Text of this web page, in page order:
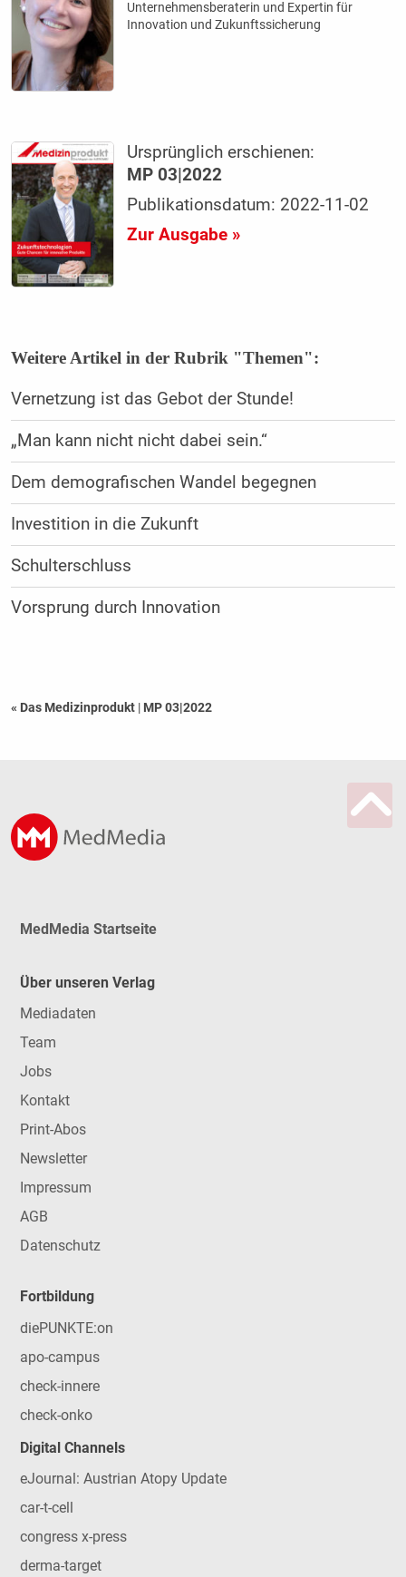
Unternehmensberaterin und Expertin für
Innovation und Zukunftssicherung
Ursprünglich erschienen:
MP 03|2022
Publikationsdatum: 2022-11-02
Zur Ausgabe »
Weitere Artikel in der Rubrik "Themen":
Vernetzung ist das Gebot der Stunde!
„Man kann nicht nicht dabei sein.“
Dem demografischen Wandel begegnen
Investition in die Zukunft
Schulterschluss
Vorsprung durch Innovation
« Das Medizinprodukt | MP 03|2022
MedMedia Startseite
Über unseren Verlag
Mediadaten
Team
Jobs
Kontakt
Print-Abos
Newsletter
Impressum
AGB
Datenschutz
Fortbildung
diePUNKTE:on
apo-campus
check-innere
check-onko
Digital Channels
eJournal: Austrian Atopy Update
car-t-cell
congress x-press
derma-target